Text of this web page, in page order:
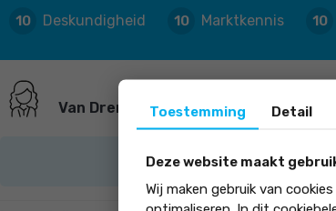
10 Deskundigheid 10 Marktkennis 10
Van Drempt Toestemming Detail
Deze website maakt
Wij maken gebruik van